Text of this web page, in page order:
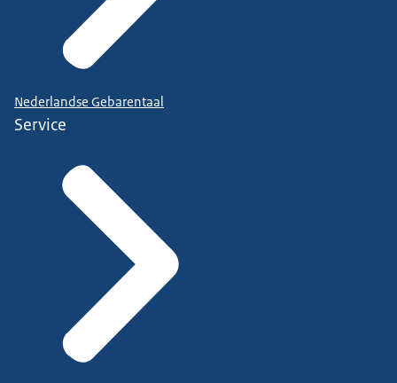
Nederlandse Gebarentaal
Service